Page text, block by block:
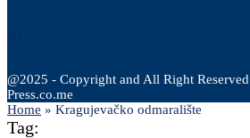
@2025 - Copyright and All Right Reserved
Press.co.me
Home » Kragujevačko odmaralište
Tag: